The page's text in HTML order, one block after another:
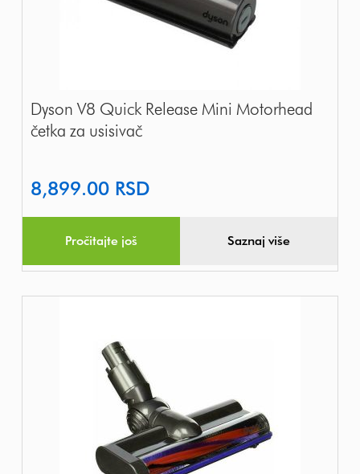
Dyson V8 Quick Release Mini Motorhead
četka za usisivač
8,899.00 RSD
Pročitajte još Saznaj više